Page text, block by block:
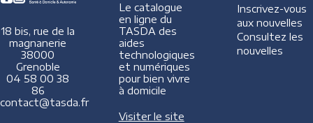
18 bis, rue de la
magnanerie
38000
Grenoble
04 58 00 38
86
contact@tasda.fr
Le catalogue
en ligne du
TASDA des
aides
technologiques
et numériques
pour bien vivre
à domicile
Visiter le site
Inscrivez-vous
aux nouvelles
Consultez les
nouvelles